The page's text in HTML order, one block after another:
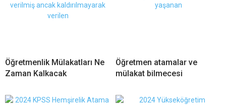
Öğretmenlik Mülakatları Ne
Zaman Kalkacak
Öğretmen atamalar ve
mülakat bilmecesi